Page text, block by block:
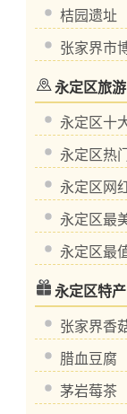
桔园遗址
张家界市
永定区旅
永定区十
永定区热
永定区网
永定区最
永定区最
永定区特产
张家界香
腊血豆腐
茅岩莓茶